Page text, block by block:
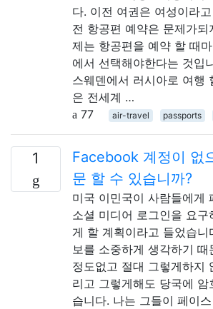
다. 이전 여권은 여성이라
전 항공편 예약은 문제가되
제는 항공편을 예약 할 때
에서 선택해야한다는 것입
스웨덴에서 러시아로 여행
은 전세계 …
77
air-travel passports
1
Facebook 계정이 없
문 할 수 있습니까?
미국 이민국이 사람들에게
소셜 미디어 로그인을 요구
게 할 계획이라고 들었습니
보를 소중하게 생각하기
정도없고 절대 그렇게하지
리고 그렇게해도 당국에
습니다. 나는 그들이 페이